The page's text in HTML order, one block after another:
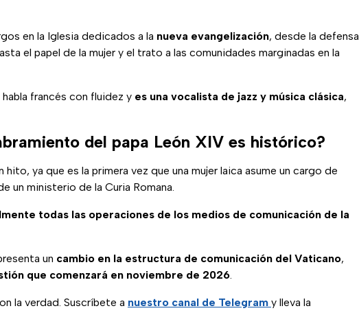
en la Iglesia dedicados a la nueva evangelización, desde la defensa
el papel de la mujer y el trato a las comunidades marginadas en la
francés con fluidez y es una vocalista de jazz y música clásica,
del papa León XIV es histórico?
ya que es la primera vez que una mujer laica asume un cargo de
un ministerio de la Curia Romana.
todas las operaciones de los medios de comunicación de la
un cambio en la estructura de comunicación del Vaticano,
que comenzará en noviembre de 2026.
la verdad. Suscríbete a nuestro canal de Telegram y lleva la